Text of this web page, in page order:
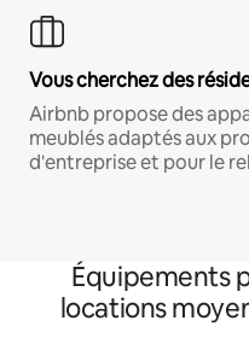
Vous cherchez des
Airbnb propose des
meublés adaptés aux
d'entreprise et pour le
Équipements
locations